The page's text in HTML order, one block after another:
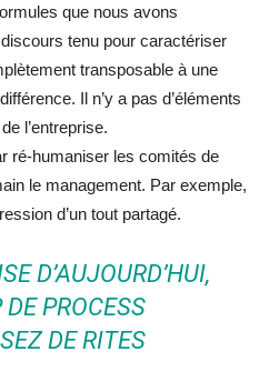
que nous avons
discours tenu pour caractériser
transposable à une
Il n’y a pas d’éléments
l’entreprise.
ré-humaniser les comités de
le management. Par exemple,
d’un tout partagé.
D’AUJOURD’HUI,
PROCESS
DE RITES